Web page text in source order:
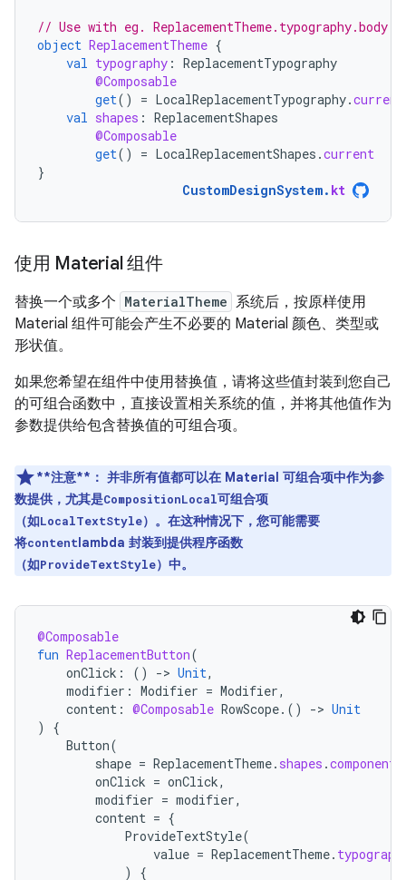
// Use with eg. ReplacementTheme.typography.body
object ReplacementTheme {
val typography : ReplacementTypography
@Composable
get() = LocalReplacementTypography.current
val shapes : ReplacementShapes
@Composable
get() = LocalReplacementShapes .current
}
CustomDesignSystem. kt
使用 Material 组件
替换一个或多个 MaterialTheme 系统后，按原样使用
Material 组件可能会产生不必要的 Material 颜色、类型或
形状值。
如果您希望在组件中使用替换值，请将这些值封装到您自己
的可组合函数中，直接设置相关系统的值，并将其他值作为
参数提供给包含替换值的可组合项。
**注意**： 并非所有值都可以在 Material 可组合项中作为参
数提供，尤其是CompositionLocal可组合项
（如LocalTextStyle）。在这种情况下，您可能需要
将contentlambda 封装到提供程序函数
（如ProvideTextStyle）中。
@Composable
fun ReplacementButton(
onClick : () -> Unit,
modifier : Modifier = Modifier,
content : @Composable RowScope.() -> Unit
)
{
Button(
shape = ReplacementTheme. shapes .component
onClick = onClick,
modifier = modifier,
content = {
ProvideTextStyle(
value = ReplacementTheme.
)
{